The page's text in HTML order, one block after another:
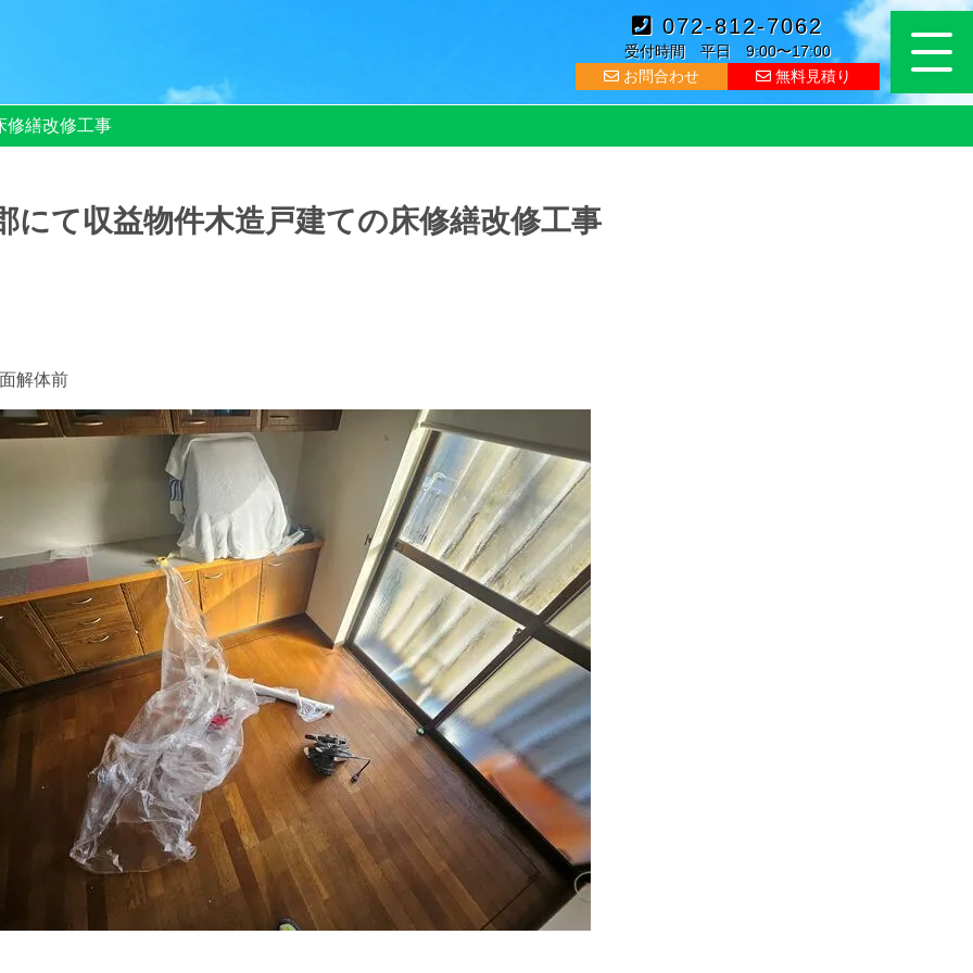
072-812-7062
受付時間 平日 9:00〜17:00
お問合わせ
無料見積り
修繕改修工事
にて収益物件木造戸建ての床修繕改修工事
解体前